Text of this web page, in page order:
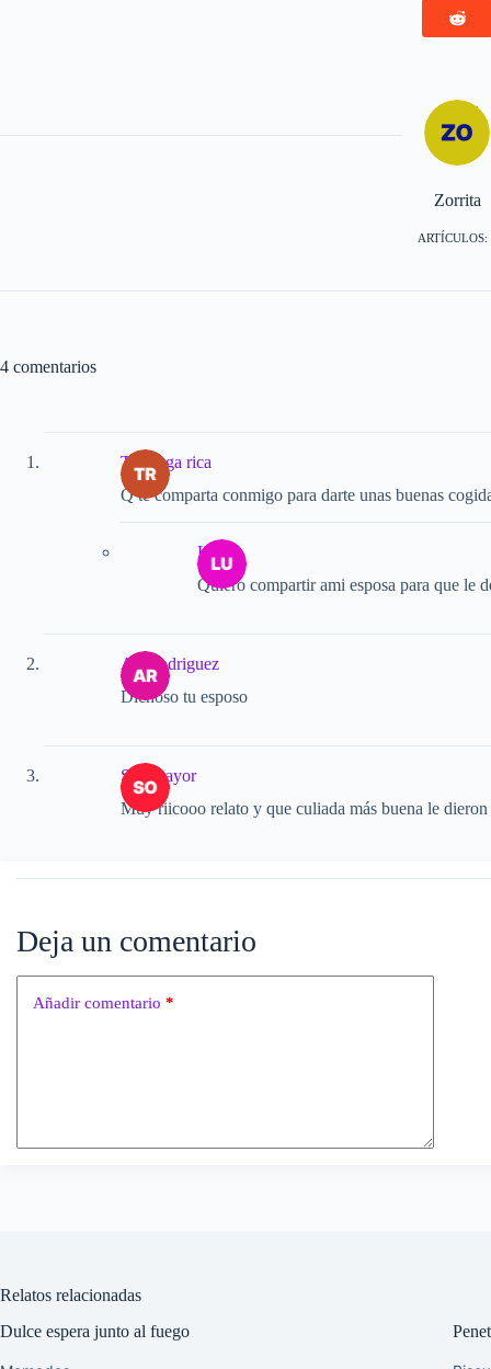
Zorrita
ARTÍCULOS:
4 comentarios
Tu verga rica
Q te comparta conmigo para darte unas buenas
Luis
Quiero compartir ami esposa para que le
Ali Rodriguez
Dichoso tu esposo
Sotomayor
Muy riicooo relato y que culiada más buena le dieron
Deja un comentario
Añadir comentario *
Relatos relacionadas
Dulce espera junto al fuego